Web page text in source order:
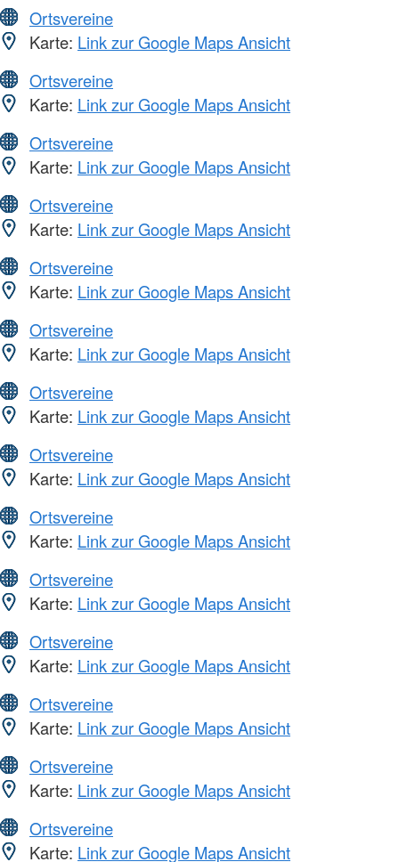
Ortsvereine
Karte: Link zur Google Maps Ansicht
Ortsvereine
Karte: Link zur Google Maps Ansicht
Ortsvereine
Karte: Link zur Google Maps Ansicht
Ortsvereine
Karte: Link zur Google Maps Ansicht
Ortsvereine
Karte: Link zur Google Maps Ansicht
Ortsvereine
Karte: Link zur Google Maps Ansicht
Ortsvereine
Karte: Link zur Google Maps Ansicht
Ortsvereine
Karte: Link zur Google Maps Ansicht
Ortsvereine
Karte: Link zur Google Maps Ansicht
Ortsvereine
Karte: Link zur Google Maps Ansicht
Ortsvereine
Karte: Link zur Google Maps Ansicht
Ortsvereine
Karte: Link zur Google Maps Ansicht
Ortsvereine
Karte: Link zur Google Maps Ansicht
Ortsvereine
Karte: Link zur Google Maps Ansicht